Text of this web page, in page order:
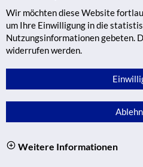
Wir möchten diese Website
um Ihre Einwilligung in die
Nutzungsinformationen gebeten.
widerrufen werden.
Weitere Informationen